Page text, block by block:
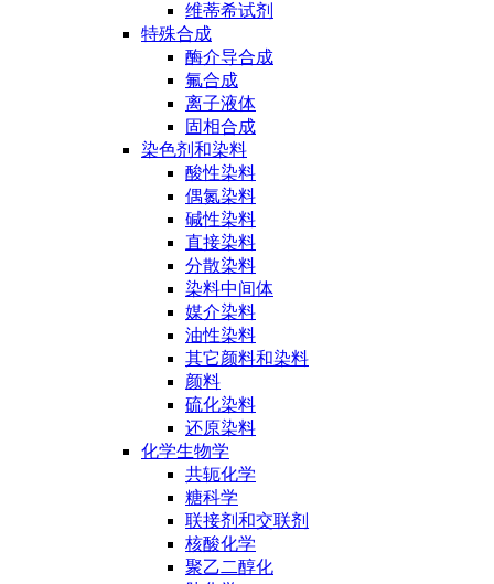
维蒂希试剂
特殊合成
酶介导合成
氟合成
离子液体
固相合成
染色剂和染料
酸性染料
偶氮染料
碱性染料
直接染料
分散染料
染料中间体
媒介染料
油性染料
其它颜料和染料
颜料
硫化染料
还原染料
化学生物学
共轭化学
糖科学
联接剂和交联剂
核酸化学
聚乙二醇化